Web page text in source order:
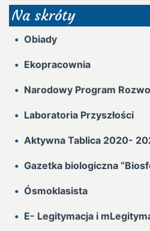
Na skróty
Obiady
Ekopracownia
Narodowy Program
Laboratoria Przyszłości
Aktywna Tablica 2020-
Gazetka biologiczna
Ósmoklasista
E- Legitymacja i